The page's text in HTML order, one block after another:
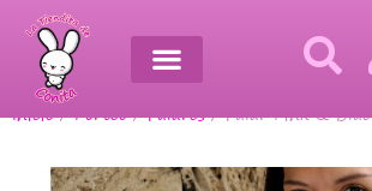
Inicio/Porteo/Fulares/ Fular Pink & Blue